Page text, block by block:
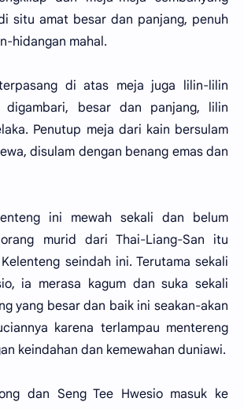
situ amat besar dan panjang, penuh
hidangan mahal.
di atas meja juga lilin-lilin
digambari, besar dan panjang, lilin
Penutup meja dari kain bersulam
disulam dengan benang emas dan
ini mewah sekali dan belum
murid dari Thai-Liang-San itu
seindah ini. Terutama sekali
ia merasa kagum dan suka sekali
yang besar dan baik ini seakan-akan
karena terlampau mentereng
keindahan dan kemewahan duniawi.
dan Seng Tee Hwesio masuk ke